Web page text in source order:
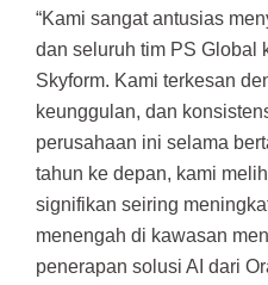
“Kami sangat antusias
dan seluruh tim PS Global
Skyform. Kami terkesan
keunggulan, dan
perusahaan ini selama
tahun ke depan, kami
signifikan seiring
menengah di kawasan
penerapan solusi AI dari